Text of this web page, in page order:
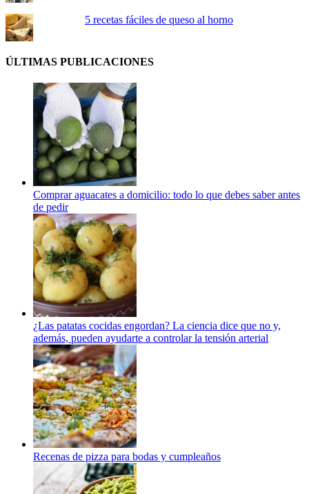
5 recetas fáciles de queso al horno
ÚLTIMAS PUBLICACIONES
Comprar aguacates a domicilio: todo lo que debes saber antes
de pedir
¿Las patatas cocidas engordan? La ciencia dice que no y,
además, pueden ayudarte a controlar la tensión arterial
Recenas de pizza para bodas y cumpleaños